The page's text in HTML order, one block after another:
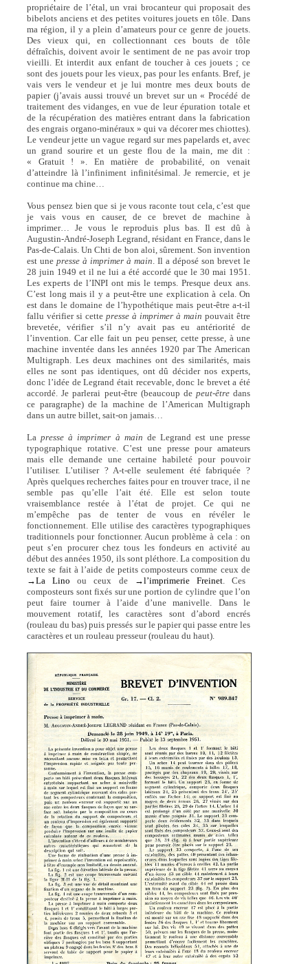
propriétaire de l’étal, un vrai brocanteur qui proposait des
bibelots anciens et des petites voitures jouets en tôle. Dans
ma région, il y a plein d’amateurs pour ce genre de jouets.
Des vieux qui, en collectionnant ces bouts de tôle
défraîchis, doivent avoir le sentiment de ne pas avoir trop
vieilli. Et interdit aux enfant de toucher à ces jouets ; ce
sont des jouets pour les vieux, pas pour les enfants. Bref, je
vais vers le vendeur et je lui montre mes deux bouts de
papier (j’avais aussi trouvé un brevet sur un « Procédé de
traitement des vidanges, en vue de leur épuration totale et
de la récupération des matières entrant dans la fabrication
des engrais organo-minéraux » qui va décorer mes chiottes).
Le vendeur jette un vague regard sur mes papelards et, avec
un grand sourire et un geste flou de la main, me dit :
« Gratuit ! ». En matière de probabilité, on venait
d’atteindre là l’infiniment infinitésimal. Je remercie, et je
continue ma chine…
Vous pensez bien que si je vous raconte tout cela, c’est que
je vais vous en causer, de ce brevet de machine à
imprimer… Je vous le reproduis plus bas. Il est dû à
Augustin-André-Joseph Legrand, résidant en France, dans le
Pas-de-Calais. Un Chti de bon aloi, sûrement. Son invention
est unepresse à imprimer à main . Il a déposé son brevet le
28 juin 1949 et il ne lui a été accordé que le 30 mai 1951.
Les experts de l’INPI ont mis le temps. Presque deux ans.
C’est long mais il y a peut-être une explication à cela. On
est dans le domaine de l’hypothétique mais peut-être a-t-il
fallu vérifier si cettepresse à imprimer à main pouvait être
brevetée, vérifier s’il n’y avait pas eu antériorité de
l’invention. Car elle fait un peu penser, cette presse, à une
machine inventée dans les années 1920 par The American
Multigraph. Les deux machines ont des similarités, mais
elles ne sont pas identiques, ont dû décider nos experts,
donc l’idée de Legrand était recevable, donc le brevet a été
accordé. Je parlerai peut-être (beaucoup de peut-êtredans
ce paragraphe) de la machine de l’American Multigraph
dans un autre billet, sait-on jamais…
Lapresse à imprimer à main de Legrand est une presse
typographique rotative. C’est une presse pour amateurs
mais elle demande une certaine habileté pour pouvoir
l’utiliser. L’utiliser ? A-t-elle seulement été fabriquée ?
Après quelques recherches faites pour en trouver trace, il ne
semble pas qu’elle l’ait été. Elle est selon toute
vraisemblance restée à l’état de projet. Ce qui ne
m’empêche pas de tenter de vous en révéler le
fonctionnement. Elle utilise des caractères typographiques
traditionnels pour fonctionner. Aucun problème à cela : on
peut s’en procurer chez tous les fondeurs en activité au
début des années 1950, ils sont pléthore. La composition du
texte se fait à l’aide de petits composteurs comme ceux de
→La Lino ou ceux de→l’imprimerie Freinet. Ces
composteurs sont fixés sur une portion de cylindre que l’on
peut faire tourner à l’aide d’une manivelle. Dans le
mouvement rotatif, les caractères sont d’abord encrés
(rouleau du bas) puis pressés sur le papier qui passe entre les
caractères et un rouleau presseur (rouleau du haut).